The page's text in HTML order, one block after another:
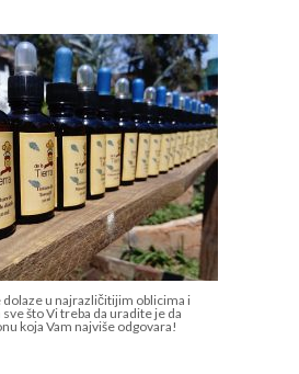
u najrazličitijim oblicima i
što Vi treba da uradite je da
koja Vam najviše odgovara!